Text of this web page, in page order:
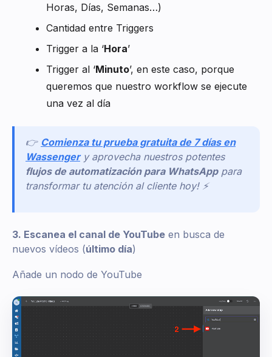
Horas, Días, Semanas…)
Cantidad entre Triggers
Trigger a la ‘Hora’
Trigger al ‘Minuto’, en este caso, porque
queremos que nuestro workflow se ejecute
una vez al día
👉 Comienza tu prueba gratuita de 7 días en
Wassenger y aprovecha nuestros potentes
flujos de automatización para WhatsApp para
transformar tu atención al cliente hoy! ⚡
3. Escanea el canal de YouTube en busca de
nuevos vídeos (último día)
Añade un nodo de YouTube